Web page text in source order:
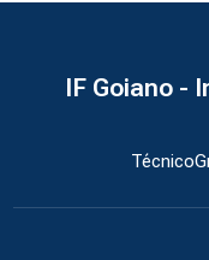
IF Goiano -
Técnico